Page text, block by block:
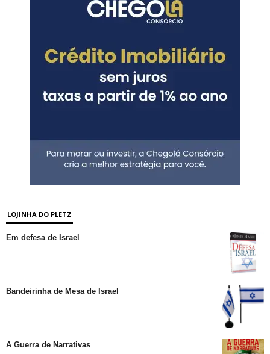
LOJINHA DO PLETZ
Em defesa de Israel
Bandeirinha de Mesa de Israel
A Guerra de Narrativas